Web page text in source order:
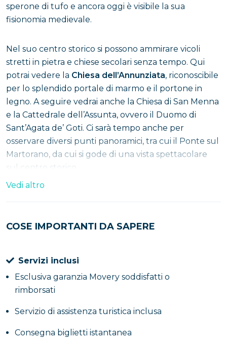
sperone di tufo e ancora oggi è visibile la sua
fisionomia medievale.
Nel suo centro storico si possono ammirare vicoli
stretti in pietra e chiese secolari senza tempo. Qui
potrai vedere la Chiesa dell’Annunziata, riconoscibile
per lo splendido portale di marmo e il portone in
legno. A seguire vedrai anche la Chiesa di San Menna
e la Cattedrale dell’Assunta, ovvero il Duomo di
Sant’Agata de’ Goti. Ci sarà tempo anche per
osservare diversi punti panoramici, tra cui il Ponte sul
Martorano, da cui si gode di una vista spettacolare
sul centro storico.
cantina vinicola Mustilli. Si tratta di una favolosa
Nel corso della visita guidata sotterranea ti sarà
raccontata la storia della famiglia Mustilli e la
tradizione dei vini del Sannio. Inoltre, potrai fare una
zona. Che aspetti? Prenota il tuo biglietto!
Vedi altro
COSE IMPORTANTI DA SAPERE
Servizi inclusi
Esclusiva garanzia Movery soddisfatti o
rimborsati
Servizio di assistenza turistica inclusa
Consegna biglietti istantanea